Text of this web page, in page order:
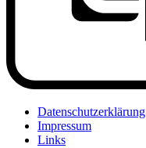
Datenschutzerklärung
Impressum
Links